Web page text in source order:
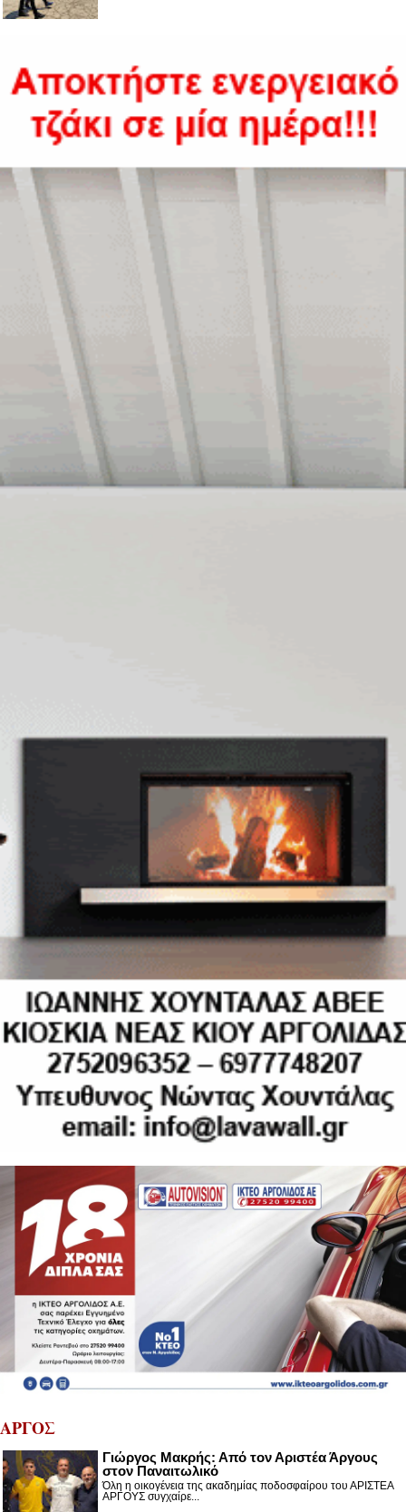
ΑΡΓΟΣ
Γιώργος Μακρής: Από τον Αριστέα Άργους
στον Παναιτωλικό
Όλη η οικογένεια της ακαδημίας ποδοσφαίρου του ΑΡΙΣΤΕΑ
ΑΡΓΟΥΣ συγχαίρε...